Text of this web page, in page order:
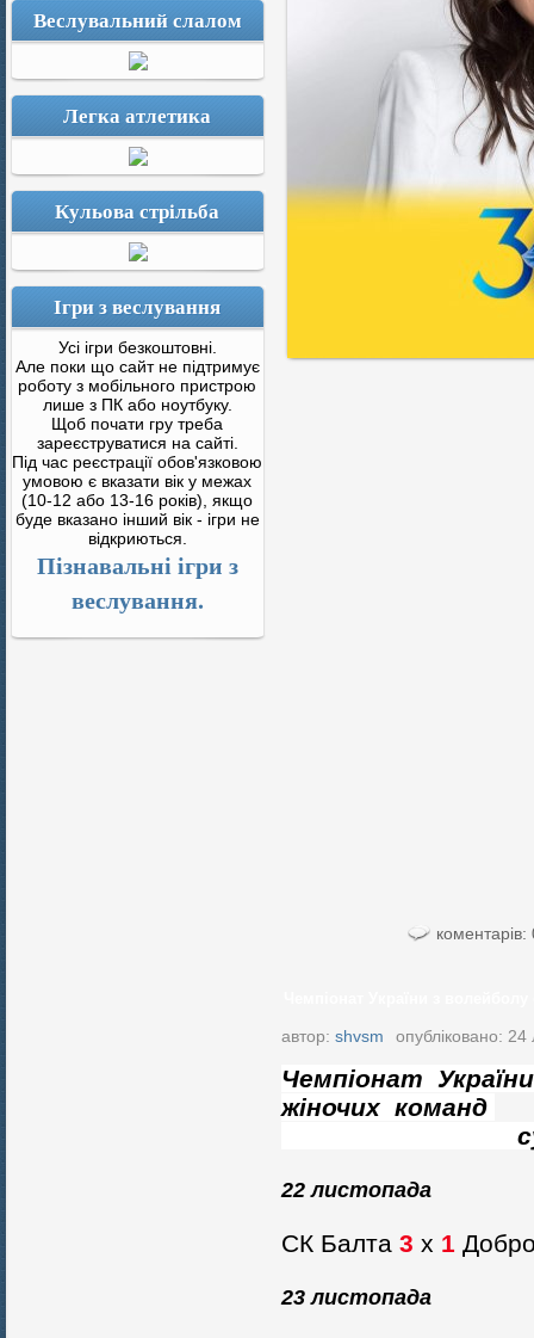
Веслувальний слалом
Легка атлетика
Кульова стрільба
Ігри з веслування
Усі ігри безкоштовні.
Але поки що сайт не підтримує
роботу з мобільного пристрою
лише з ПК або ноутбуку.
Щоб почати гру треба
зареєструватися на сайті.
Під час реєстрації обов'язковою
умовою є вказати вік у межах
(10-12 або 13-16 років), якщо
буде вказано інший вік - ігри не
відкриються.
Пізнавальні ігри з
веслування.
коментарів:
автор: shvsm опубліковано:
Чемпіонат
жіночих команд
суперліги
22 листопада
СК Балта 3 х 1
23 листопада